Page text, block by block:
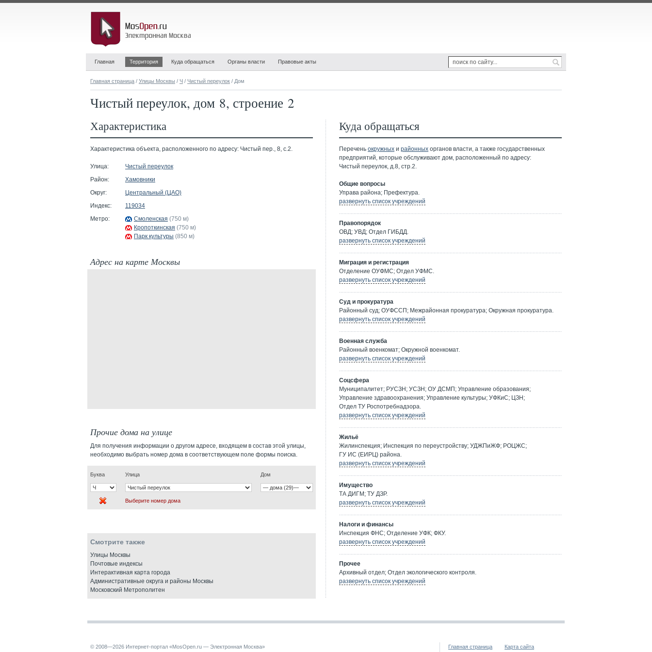
Главная Территория Куда обращаться Органы власти Правовые акты
Главная страница / Улицы Москвы / Ч / Чистый переулок / Дом
Чистый переулок, дом 8, строение 2
Характеристика
Характеристика объекта, расположенного по адресу: Чистый пер., 8, с.2.
Улица:
Чистый переулок
Район:
Хамовники
Округ:
Центральный (ЦАО)
Индекс:
119034
Метро:
Смоленская (750 м)
Кропоткинская (750 м)
Парк культуры (850 м)
Адрес на карте Москвы
Прочие дома на улице
Для получения информации о другом адресе, входящем в состав этой улицы,
необходимо выбрать номер дома в соответствующем поле формы поиска.
Буква Улица Дом
Выберите номер дома
Смотрите также
Улицы Москвы
Почтовые индексы
Интерактивная карта города
Административные округа и районы Москвы
Московский Метрополитен
Куда обращаться
Перечень окружных и районных органов власти, а также государственных
предприятий, которые обслуживают дом, расположенный по адресу:
Чистый переулок, д.8, стр.2.
Общие вопросы
Управа района; Префектура.
развернуть список учреждений
Правопорядок
ОВД; УВД; Отдел ГИБДД.
развернуть список учреждений
Миграция и регистрация
Отделение ОУФМС; Отдел УФМС.
развернуть список учреждений
Суд и прокуратура
Районный суд; ОУФССП; Межрайонная прокуратура; Окружная прокуратура.
развернуть список учреждений
Военная служба
Районный военкомат; Окружной военкомат.
развернуть список учреждений
Соцсфера
Муниципалитет; РУСЗН; УСЗН; ОУ ДСМП; Управление образования;
Управление здравоохранения; Управление культуры; УФКиС; ЦЗН;
Отдел ТУ Роспотребнадзора.
развернуть список учреждений
Жильё
Жилинспекция; Инспекция по переустройству; УДЖПиЖФ; РОЦЖС;
ГУ ИС (ЕИРЦ) района.
развернуть список учреждений
Имущество
ТА ДИГМ; ТУ ДЗР.
развернуть список учреждений
Налоги и финансы
Инспекция ФНС; Отделение УФК; ФКУ.
развернуть список учреждений
Прочее
Архивный отдел; Отдел экологического контроля.
развернуть список учреждений
© 2008—2026 Интернет-портал «MosOpen.ru — Электронная Москва» Главная страница Карта сайта